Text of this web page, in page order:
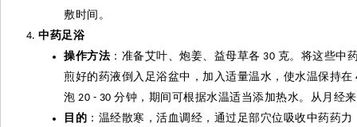
敷时间。
中药足浴
操作方法 ：准备艾叶、炮姜、益母草各 30 克。将这些中
煎好的药液倒入足浴盆中，加入适量温水，使水温保持在
泡 20 - 30 分钟，期间可根据水温适当添加热水。从月经
目的 ：温经散寒，活血调经，通过足部穴位吸收中药药